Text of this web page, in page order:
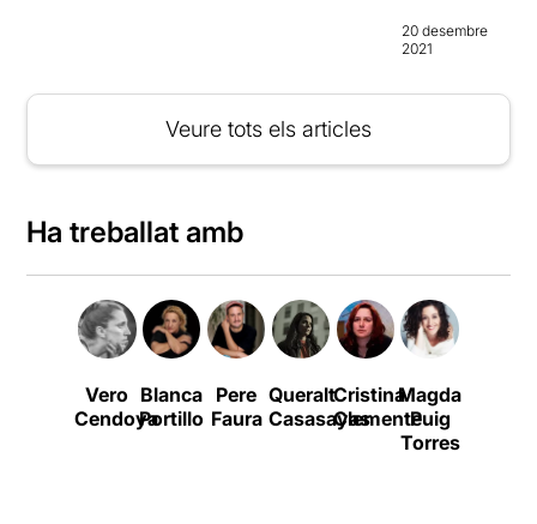
20 desembre
2021
Veure tots els articles
Ha treballat amb
Vero
Cendoya
Blanca
Portillo
Pere
Faura
Queralt
Casasayas
Cristina
Clemente
Magda
Puig
Torres